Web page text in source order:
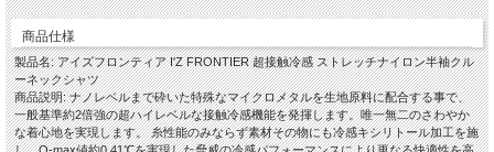
商品仕様
製品名: アイズフロンティア I'Z FRONTIER 超接触冷感 ストレッチナイロン半袖クル
ーネックシャツ
商品説明: ナノレベルまで砕いた特殊なマイクロメタルを生地原料に配合する事で、
一般基準約2倍強の超ハイレベルな接触冷感機能を発揮します。唯一無二のさわやか
な着心地を実現します。 糸性能のみならず素材その物にも冷感キシリトール加工を施